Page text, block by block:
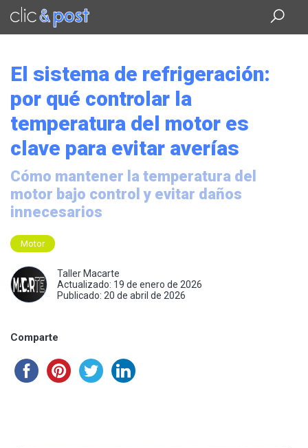
Saltar
contenido
El sistema de refrigeración:
por qué controlar la
temperatura del motor es
clave para evitar averías
Cómo mantener la temperatura del
motor bajo control y evitar daños
innecesarios
Motor
Taller Macarte
Actualizado: 19 de enero de 2026
Publicado: 20 de abril de 2026
Comparte